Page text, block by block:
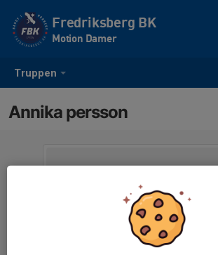
Truppen
Fredriksberg BK
Motion Damer
Annika persson